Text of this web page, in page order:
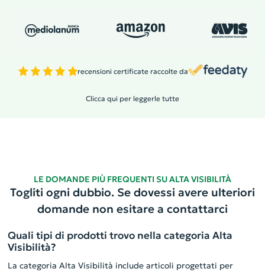
recensioni certificate raccolte da
Clicca qui per leggerle tutte
LE DOMANDE PIÙ FREQUENTI SU ALTA VISIBILITÀ
Togliti ogni dubbio. Se dovessi avere ulteriori
domande non esitare a contattarci
Quali tipi di prodotti trovo nella categoria Alta
Visibilità?
La categoria Alta Visibilità include articoli progettati per